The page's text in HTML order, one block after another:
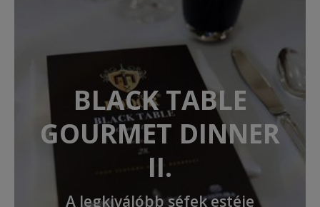
BLACK TABLE
GOURMET DINNER
II.
A legkiválóbb séfek estéje